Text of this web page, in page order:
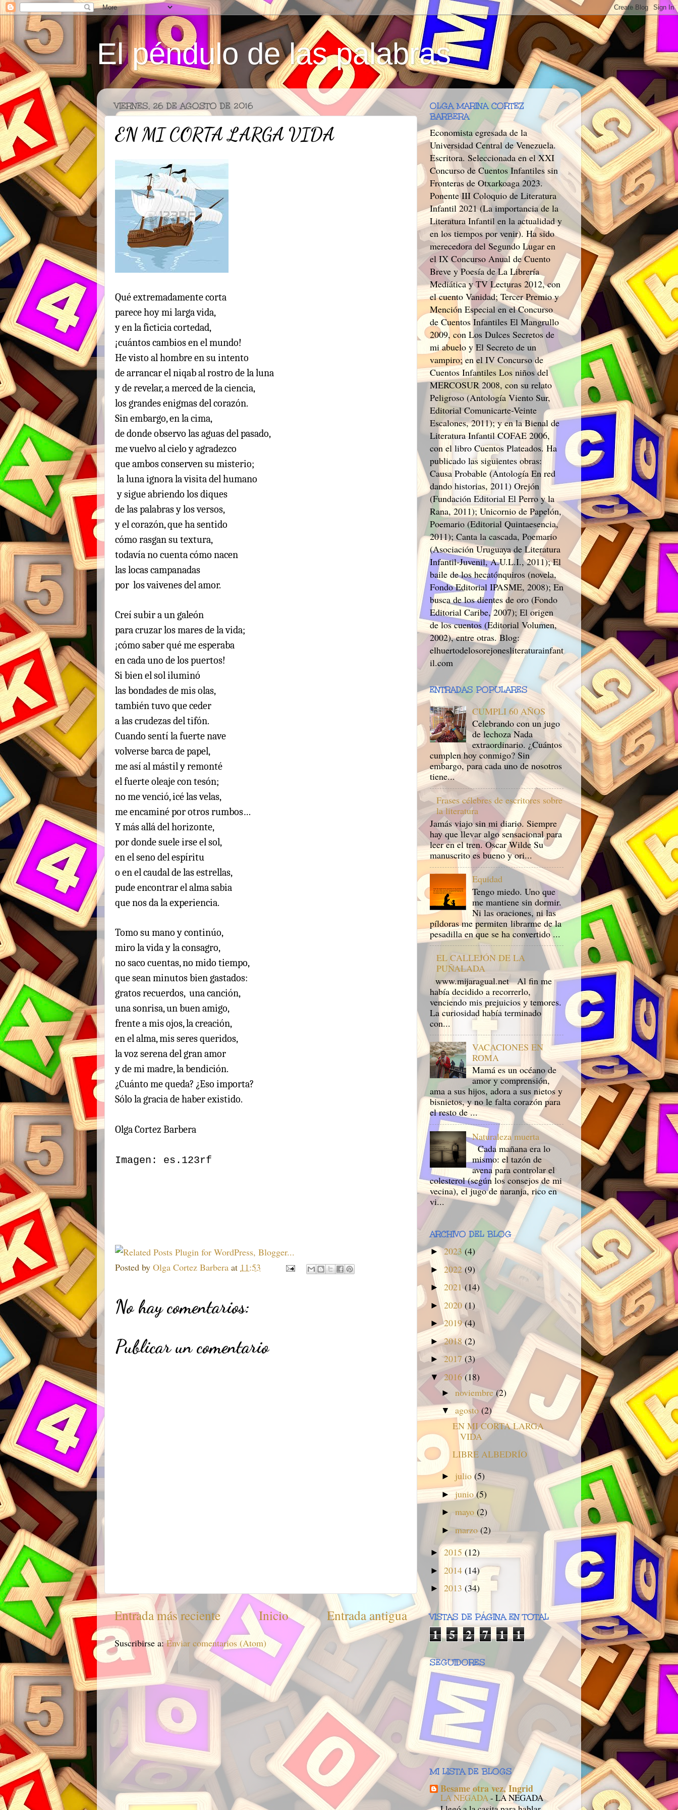
El péndulo de las palabras
VIERNES, 26 DE AGOSTO DE 2016
EN MI CORTA LARGA VIDA
Qué extremadamente corta
parece hoy mi larga vida,
y en la ficticia cortedad,
¡cuántos cambios en el mundo!
He visto al hombre en su intento
de arrancar el niqab al rostro de la luna
y de revelar, a merced de la ciencia,
los grandes enigmas del corazón.
Sin embargo, en la cima,
de donde observo las aguas del pasado,
me vuelvo al cielo y agradezco
que ambos conserven su misterio;
la luna ignora la visita del humano
y sigue abriendo los diques
de las palabras y los versos,
y el corazón, que ha sentido
cómo rasgan su textura,
todavía no cuenta cómo nacen
las locas campanadas
por los vaivenes del amor.
Creí subir a un galeón
para cruzar los mares de la vida;
¡cómo saber qué me esperaba
en cada uno de los puertos!
Si bien el sol iluminó
las bondades de mis olas,
también tuvo que ceder
a las crudezas del tifón.
Cuando sentí la fuerte nave
volverse barca de papel,
me así al mástil y remonté
el fuerte oleaje con tesón;
no me venció, icé las velas,
me encaminé por otros rumbos…
Y más allá del horizonte,
por donde suele irse el sol,
en el seno del espíritu
o en el caudal de las estrellas,
pude encontrar el alma sabia
que nos da la experiencia.
Tomo su mano y continúo,
miro la vida y la consagro,
no saco cuentas, no mido tiempo,
que sean minutos bien gastados:
gratos recuerdos, una canción,
una sonrisa, un buen amigo,
frente a mis ojos, la creación,
en el alma, mis seres queridos,
la voz serena del gran amor
y de mi madre, la bendición.
¿Cuánto me queda? ¿Eso importa?
Sólo la gracia de haber existido.
Olga Cortez Barbera
Imagen: es.123rf
Posted by Olga Cortez Barbera at 11:53
No hay comentarios:
Publicar un comentario
Entrada más reciente Entrada antigua
Inicio
Suscribirse a:Enviar comentarios (Atom)
OLGA MARINA CORTEZ
BARBERA
Economista egresada de la
Universidad Central de Venezuela.
Escritora. Seleccionada en el XXI
Concurso de Cuentos Infantiles sin
Fronteras de Otxarkoaga 2023.
Ponente III Coloquio de Literatura
Infantil 2021 (La importancia de la
Literatura Infantil en la actualidad y
en los tiempos por venir). Ha sido
merecedora del Segundo Lugar en
el IX Concurso Anual de Cuento
Breve y Poesía de La Librería
Mediática y TV Lecturas 2012, con
el cuento Vanidad; Tercer Premio y
Mención Especial en el Concurso
de Cuentos Infantiles El Mangrullo
2009, con Los Dulces Secretos de
mi abuelo y El Secreto de un
vampiro; en el IV Concurso de
Cuentos Infantiles Los niños del
MERCOSUR 2008, con su relato
Peligroso (Antología Viento Sur,
Editorial Comunicarte-Veinte
Escalones, 2011); y en la Bienal de
Literatura Infantil COFAE 2006,
con el libro Cuentos Plateados. Ha
publicado las siguientes obras:
Causa Probable (Antología En red
dando historias, 2011) Orejón
(Fundación Editorial El Perro y la
Rana, 2011); Unicornio de Papelón,
Poemario (Editorial Quintaesencia,
2011); Canta la cascada, Poemario
(Asociación Uruguaya de Literatura
Infantil-Juvenil, A.U.L.I., 2011); El
baile de los hecatónquiros (novela,
Fondo Editorial IPASME, 2008); En
busca de los dientes de oro (Fondo
Editorial Caribe, 2007); El origen
de los cuentos (Editorial Volumen,
2002), entre otras. Blog:
elhuertodelosorejonesliteraturainfant
il.com
ENTRADAS POPULARES
CUMPLI 60 AÑOS
Celebrando con un jugo
de lechoza Nada
extraordinario. ¿Cuántos
cumplen hoy conmigo? Sin
embargo, para cada uno de nosotros
tiene...
Frases célebres de escritores sobre
la literatura
Jamás viajo sin mi diario. Siempre
hay que llevar algo sensacional para
leer en el tren. Oscar Wilde Su
manuscrito es bueno y ori...
Equidad
Tengo miedo. Uno que
me mantiene sin dormir.
Ni las oraciones, ni las
píldoras me permiten librarme de la
pesadilla en que se ha convertido ...
EL CALLEJÓN DE LA
PUÑALADA
www.mijaragual.net Al fin me
había decidido a recorrerlo,
venciendo mis prejuicios y temores.
La curiosidad había terminado
con...
VACACIONES EN
ROMA
Mamá es un océano de
amor y comprensión,
ama a sus hijos, adora a sus nietos y
bisnietos, y no le falta corazón para
el resto de ...
Naturaleza muerta
Cada mañana era lo
mismo: el tazón de
avena para controlar el
colesterol (según los consejos de mi
vecina), el jugo de naranja, rico en
vi...
ARCHIVO DEL BLOG
►2023 (4)
► 2022(9)
► 2021(14)
► 2020 (1)
►2019(4)
►2018 (2)
► 2017(3)
▼2016(18)
► noviembre(2)
▼ agosto (2)
EN MI CORTA LARGA
VIDA
LIBRE ALBEDRÍO
► julio (5)
► junio(5)
► mayo (2)
► marzo (2)
► 2015 (12)
► 2014 (14)
► 2013 (34)
VISTAS DE PÁGINA EN TOTAL
1 5 2 7 1 1
SEGUIDORES
MI LISTA DE BLOGS
Besame otra vez, Ingrid
LA NEGADA- LA NEGADA